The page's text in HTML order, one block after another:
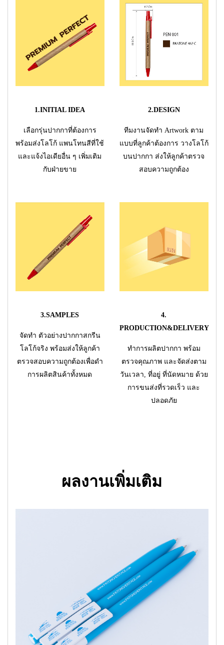
1.INITIAL IDEA
เลือกรุ่นปากกาที่ต้องการ
พร้อมส่งโลโก้ แพนโทนสีที่ใช้
และแจ้งไอเดียอื่น ๆ เพิ่มเติม
กับฝ่ายขาย
2.DESIGN
ทีมงานจัดทำ Artwork ตาม
แบบที่ลูกค้าต้องการ วางโลโก้
บนปากกา ส่งให้ลูกค้าตรวจ
สอบความถูกต้อง
3.SAMPLES
จัดทำ ตัวอย่างปากกาสกรีน
โลโก้จริง พร้อมส่งให้ลูกค้า
ตรวจสอบความถูกต้องเพื่อดำ
การผลิตสินค้าทั้งหมด
4.
PRODUCTION&DELIVERY
ทำการผลิตปากกา พร้อม
ตรวจคุณภาพ และจัดส่งตาม
วันเวลา, ที่อยู่ ที่นัดหมาย ด้วย
การขนส่งที่รวดเร็ว และ
ปลอดภัย
ผลงานเพิ่มเติม